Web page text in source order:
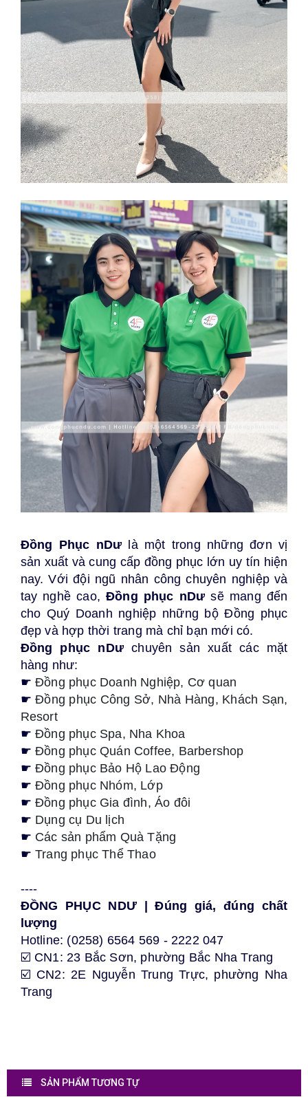
Đồng Phục nDư là một trong những đơn vị
sản xuất và cung cấp đồng phục lớn uy tín hiện
nay. Với đội ngũ nhân công chuyên nghiệp và
tay nghề cao,Đồng phục nDư sẽ mang đến
cho Quý Doanh nghiệp những bộ Đồng phục
đẹp và hợp thời trang mà chỉ bạn mới có.
Đồng phục nDư chuyên sản xuất các mặt
hàng như:
☛ Đồng phục Doanh Nghiệp, Cơ quan
☛Đồng phục Công Sở, Nhà Hàng, Khách Sạn,
Resort
☛ Đồng phục Spa, Nha Khoa
☛ Đồng phục Quán Coffee, Barbershop
☛ Đồng phục Bảo Hộ Lao Động
☛ Đồng phục Nhóm, Lớp
☛ Đồng phục Gia đình, Áo đôi
☛ Dụng cụ Du lịch
☛ Các sản phẩm Quà Tặng
☛ Trang phục Thể Thao
----
ĐỒNG PHỤC NDƯ | Đúng giá, đúng chất
lượng
Hotline: (0258) 6564 569 - 2222 047
☑️ CN1: 23 Bắc Sơn, phường Bắc Nha Trang
☑️ CN2: 2E Nguyễn Trung Trực, phường Nha
Trang
SẢN PHẨM TƯƠNG TỰ